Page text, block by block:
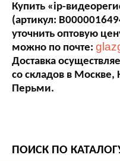
Купить «ip-
(артикул:
уточнить оптовую
можно по почте:
Доставка
со складов в Москве,
Перьми.
ПОИСК ПО